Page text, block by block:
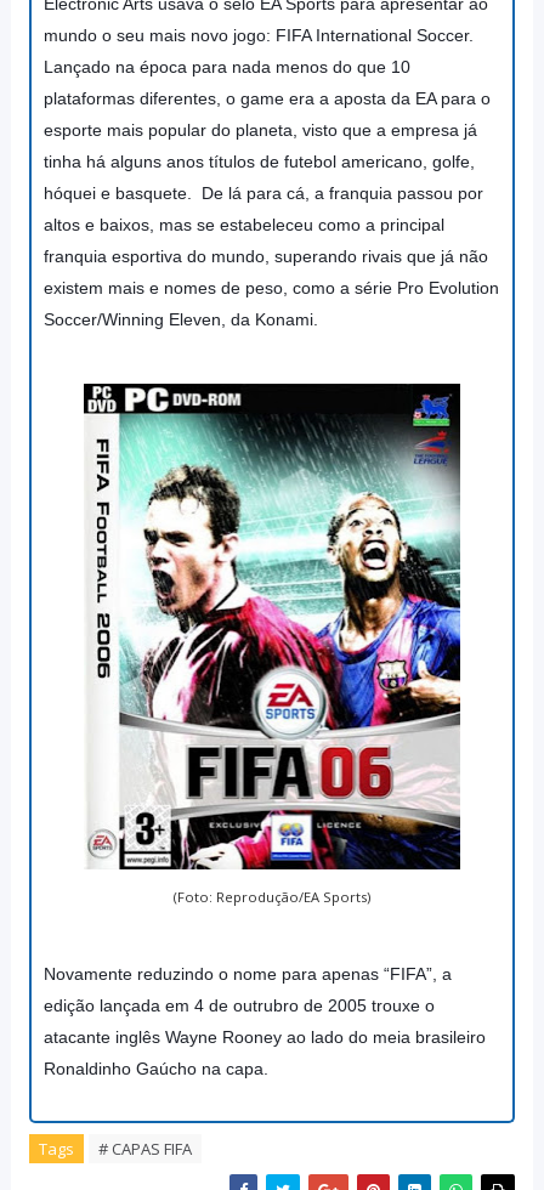
mundo o seu mais novo jogo: FIFA International Soccer.
Lançado na época para nada menos do que 10
plataformas diferentes, o game era a aposta da EA para o
esporte mais popular do planeta, visto que a empresa já
tinha há alguns anos títulos de futebol americano, golfe,
hóquei e basquete. De lá para cá, a franquia passou por
altos e baixos, mas se estabeleceu como a principal
franquia esportiva do mundo, superando rivais que já não
existem mais e nomes de peso, como a série Pro Evolution
Soccer/Winning Eleven, da Konami.
(Foto: Reprodução/EA Sports)
Novamente reduzindo o nome para apenas “FIFA”, a
edição lançada em 4 de outrubro de 2005 trouxe o
atacante inglês Wayne Rooney ao lado do meia brasileiro
Ronaldinho Gaúcho na capa.
Tags # CAPAS FIFA